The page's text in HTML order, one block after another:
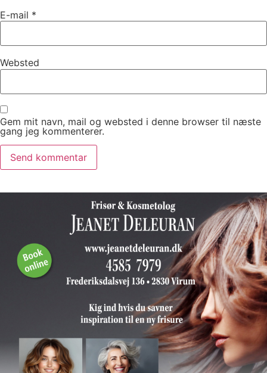
E-mail *
Websted
Gem mit navn, mail og websted i denne browser til næste
gang jeg kommenterer.